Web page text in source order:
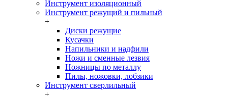
Инструмент изоляционный
Инструмент режущий и пильный
+
Диски режущие
Кусачки
Напильники и надфили
Ножи и сменные лезвия
Ножницы по металлу
Пилы, ножовки, лобзики
Инструмент сверлильный
+